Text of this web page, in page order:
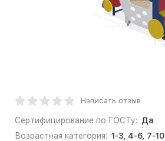
Написать отзыв
Сертифицирование по ГОСТу: Да
Возрастная категория: 1-3, 4-6, 7-10